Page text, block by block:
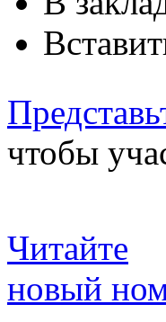
чтобы
Читайте
новый